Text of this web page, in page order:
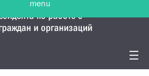
по работе с
и организаций